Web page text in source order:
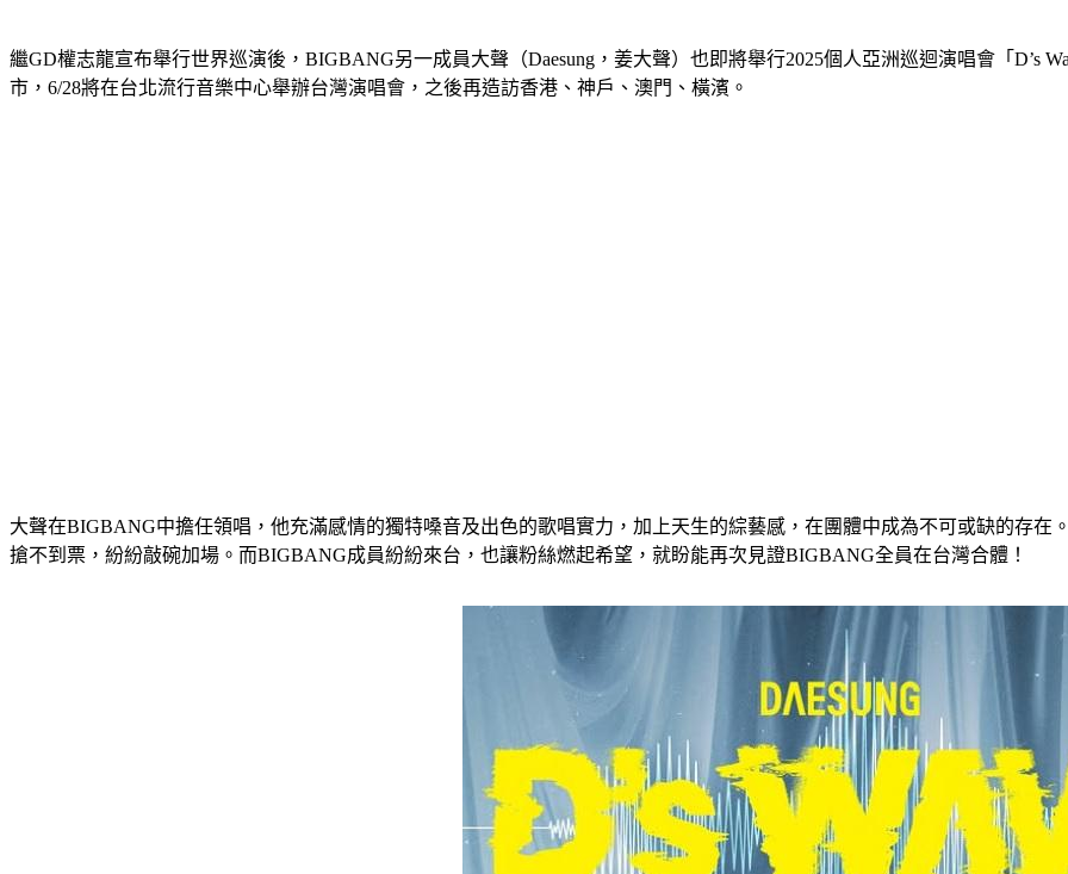
繼GD權志龍宣布舉行世界巡演後，BIGBANG另一成員大聲（Daesung，姜大聲）也即將舉行2025個人亞洲巡迴演唱會「D’s
市，6/28將在台北流行音樂中心舉辦台灣演唱會，之後再造訪香港、神戶、澳門、橫濱。
大聲在BIGBANG中擔任領唱，他充滿感情的獨特嗓音及出色的歌唱實力，加上天生的綜藝感，在團體中成為不可或缺的存在
搶不到票，紛紛敲碗加場。而BIGBANG成員紛紛來台，也讓粉絲燃起希望，就盼能再次見證BIGBANG全員在台灣合體！